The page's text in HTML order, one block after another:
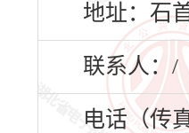
地址：石
联系人：/
电话（传